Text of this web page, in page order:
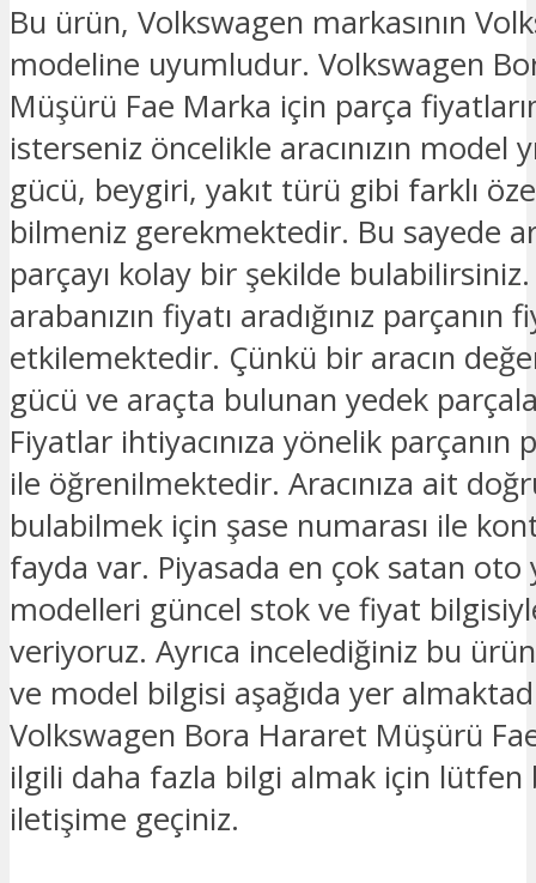
Bu ürün, Volkswagen markasının
modeline uyumludur. Volkswagen
Müşürü Fae Marka için parça
isterseniz öncelikle aracınızın model
gücü, beygiri, yakıt türü gibi farklı
bilmeniz gerekmektedir. Bu sayede
parçayı kolay bir şekilde bulabilirsiniz.
arabanızın fiyatı aradığınız parçanın
etkilemektedir. Çünkü bir aracın
gücü ve araçta bulunan yedek
Fiyatlar ihtiyacınıza yönelik parçanın
ile öğrenilmektedir. Aracınıza ait
bulabilmek için şase numarası ile
fayda var. Piyasada en çok satan oto
modelleri güncel stok ve fiyat
veriyoruz. Ayrıca incelediğiniz bu
ve model bilgisi aşağıda yer
Volkswagen Bora Hararet Müşürü
ilgili daha fazla bilgi almak için lütfen
iletişime geçiniz.